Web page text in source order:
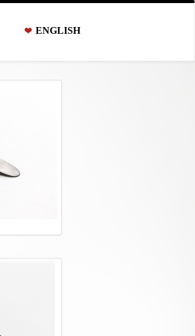
ENGLISH